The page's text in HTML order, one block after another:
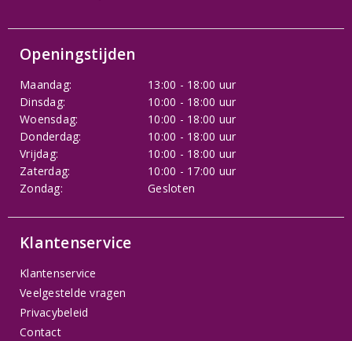
Openingstijden
Maandag:
13:00 - 18:00 uur
Dinsdag:
10:00 - 18:00 uur
Woensdag:
10:00 - 18:00 uur
Donderdag:
10:00 - 18:00 uur
Vrijdag:
10:00 - 18:00 uur
Zaterdag:
10:00 - 17:00 uur
Zondag:
Gesloten
Klantenservice
Klantenservice
Veelgestelde vragen
Privacybeleid
Contact